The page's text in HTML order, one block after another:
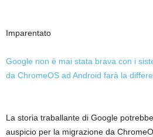
Imparentato
Google non è mai stata brava con i
da ChromeOS ad Android farà la
La storia traballante di Google
auspicio per la migrazione da